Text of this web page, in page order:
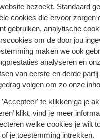
bezoekt. Standaard
cookies die ervoor zorgen
gebruiken, analytische
om de door jou
maken we ook
analyseren en
van eerste en derde
volgen om zo onze
'Accepteer' te klikken ga je
klikt, vind je meer
welke cookies je wilt
je toestemming intrekken.
soleil